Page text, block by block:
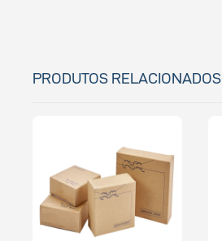
PRODUTOS RELACIONADOS